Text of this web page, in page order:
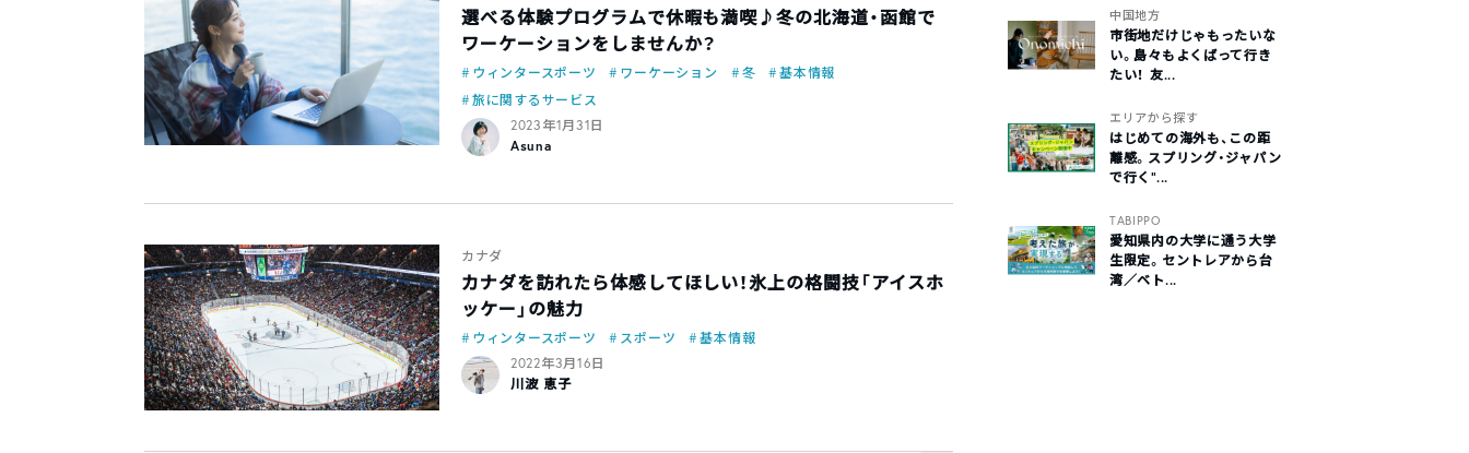
選べる体験プログラムで休暇も満喫♪冬の北海道・函館で
ワーケーションをしませんか？
ウィンタースポーツ ワーケーション 冬
基本情報
旅に関するサービス
2023年1月31日
Asuna
カナダ
カナダを訪れたら体感してほしい！氷上の格闘技「アイスホ
ッケー」の魅力
ウィンタースポーツ スポーツ
基本情報
2022年3月16日
川波 恵子
中国地方
市街地だけじゃもったいな
い。島々もよくばって行き
たい！ 友...
エリアから探す
はじめての海外も、この距
離感。スプリング・ジャパン
で行く“...
TABIPPO
愛知県内の大学に通う大学
生限定。セントレアから台
湾／ベト...